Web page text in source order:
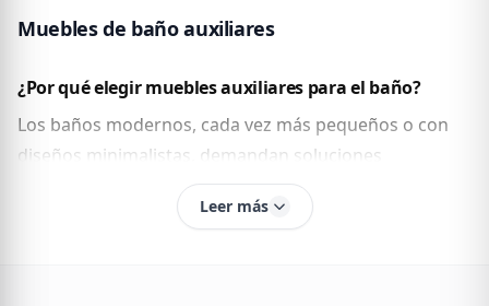
Muebles de baño auxiliares
¿Por qué elegir muebles auxiliares para el baño?
Los baños modernos, cada vez más pequeños o con
diseños minimalistas, demandan soluciones
inteligentes. Aquí es donde los muebles auxiliares
entran en juego: optimizan el espacio sin robar
Leer más